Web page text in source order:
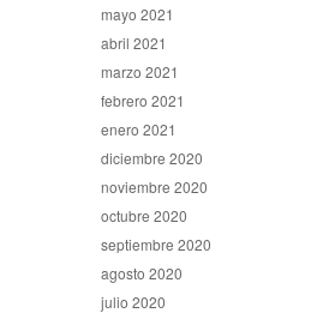
mayo 2021
abril 2021
marzo 2021
febrero 2021
enero 2021
diciembre 2020
noviembre 2020
octubre 2020
septiembre 2020
agosto 2020
julio 2020